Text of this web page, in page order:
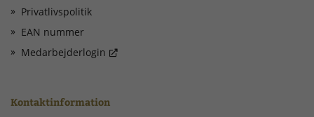
Privatlivspolitik
EAN nummer
Medarbejderlogin
Kontaktinformation